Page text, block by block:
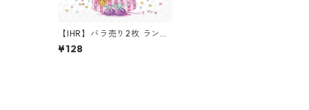
【IHR】バラ売り2枚 ランチ
サイズ ペーパーナプキン AL
ICE ホワイト
¥128